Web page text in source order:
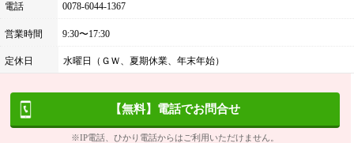
電話 0078-6044-1367
営業時間 9:30〜17:30
定休日 水曜日（ＧＷ、夏期休業、年末年始）
【無料】電話でお問合せ
※IP電話、ひかり電話からはご利用いただけません。